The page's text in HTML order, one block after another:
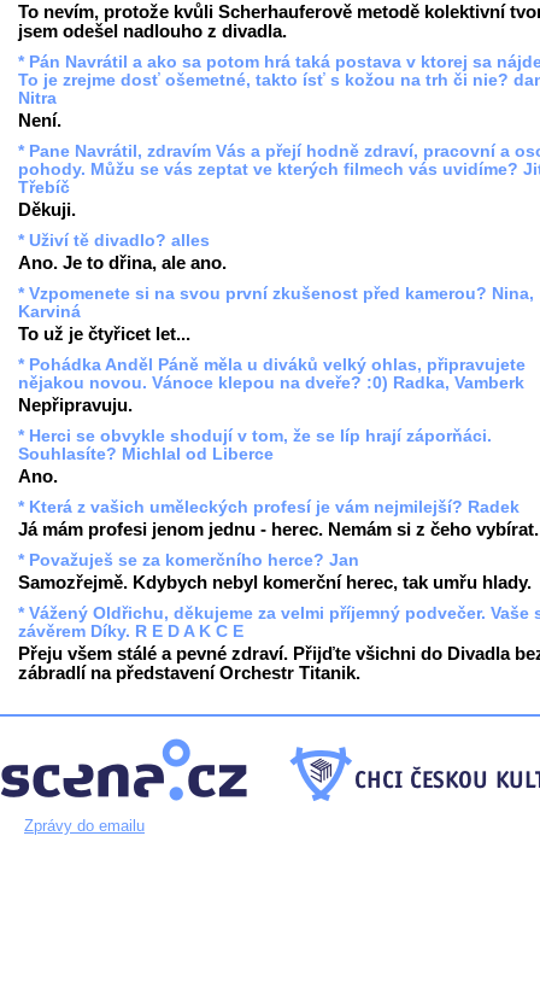
To nevím, protože kvůli Scherhauferově metodě kolektivní
jsem odešel nadlouho z divadla.
* Pán Navrátil a ako sa potom hrá taká postava v ktorej sa
To je zrejme dosť ošemetné, takto ísť s kožou na trh či nie?
Nitra
Není.
* Pane Navrátil, zdravím Vás a přejí hodně zdraví, pracovní a
pohody. Můžu se vás zeptat ve kterých filmech vás uvidíme?
Třebíč
Děkuji.
* Uživí tě divadlo? alles
Ano. Je to dřina, ale ano.
* Vzpomenete si na svou první zkušenost před kamerou? Nina,
Karviná
To už je čtyřicet let...
* Pohádka Anděl Páně měla u diváků velký ohlas, připravujete
nějakou novou. Vánoce klepou na dveře? :0) Radka, Vamberk
Nepřipravuju.
* Herci se obvykle shodují v tom, že se líp hrají záporňáci.
Souhlasíte? Michlal od Liberce
Ano.
* Která z vašich uměleckých profesí je vám nejmilejší? Radek
Já mám profesi jenom jednu - herec. Nemám si z čeho vybírat.
* Považuješ se za komerčního herce? Jan
Samozřejmě. Kdybych nebyl komerční herec, tak umřu hlady.
* Vážený Oldřichu, děkujeme za velmi příjemný podvečer. Vaše
závěrem Díky. R E D A K C E
Přeju všem stálé a pevné zdraví. Přijďte všichni do Divadla
zábradlí na představení Orchestr Titanik.
Zprávy do emailu